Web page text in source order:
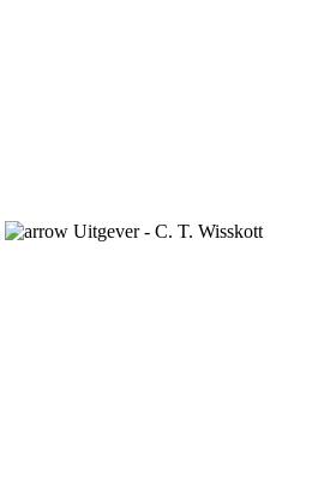
Uitgever - C. T. Wisskott